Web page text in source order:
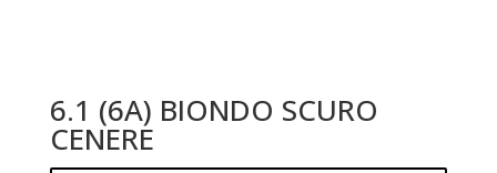
6.1 (6A) BIONDO SCURO
CENERE